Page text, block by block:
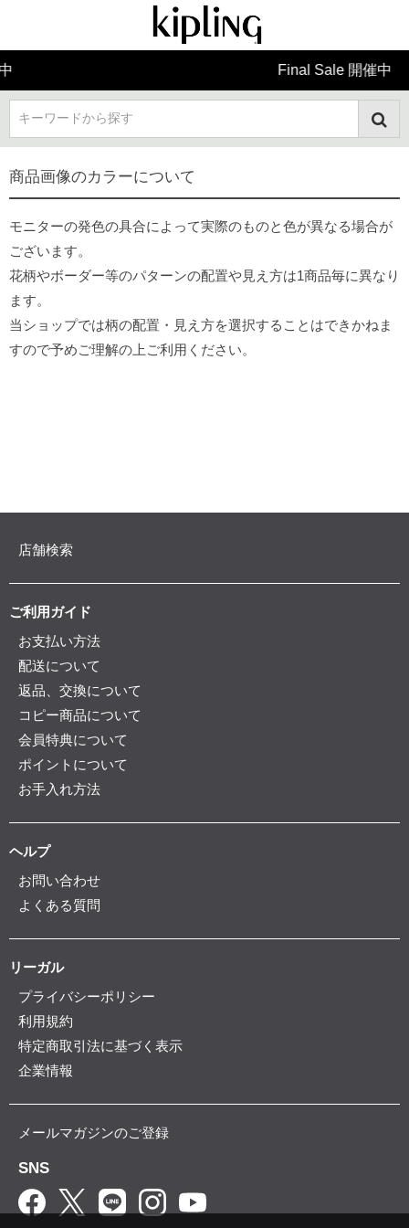
Final Sale 開催中
キーワードから探す
商品画像のカラーについて
モニターの発色の具合によって実際のものと色が異なる場合が
ございます。
花柄やボーダー等のパターンの配置や見え方は1商品毎に異なり
ます。
当ショップでは柄の配置・見え方を選択することはできかねま
すので予めご理解の上ご利用ください。
店舗検索
ご利用ガイド
お支払い方法
配送について
返品、交換について
コピー商品について
会員特典について
ポイントについて
お手入れ方法
ヘルプ
お問い合わせ
よくある質問
リーガル
プライバシーポリシー
利用規約
特定商取引法に基づく表示
企業情報
メールマガジンのご登録
SNS